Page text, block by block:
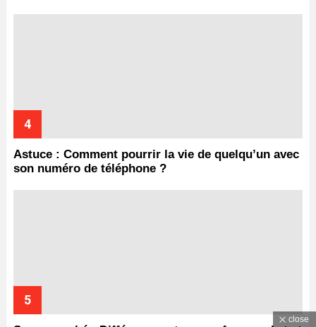
Astuce : Comment pourrir la vie de quelqu’un avec
son numéro de téléphone ?
close